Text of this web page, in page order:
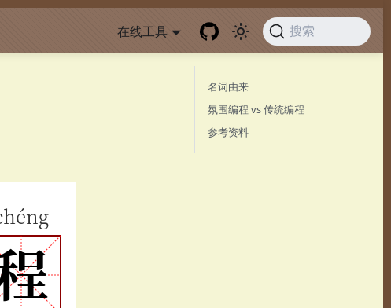
在线工具 搜索
名词由来
氛围编程 vs 传统编程
参考资料